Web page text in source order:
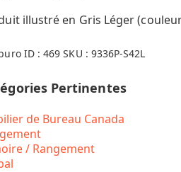
illustré en Gris Léger
ID :469 SKU : 9336P-S42L
Pertinentes
de Bureau Canada
/ Rangement